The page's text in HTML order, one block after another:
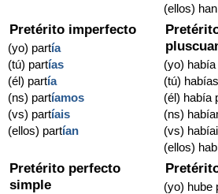
(ellos)
Pretérito imperfecto
(yo) partía
(tú) partías
(él) partía
(ns) partíamos
(vs) partíais
(ellos) partían
(yo) había
(tú)
(él) había
(ns)
(vs)
(ellos)
Pretérito perfecto
simple
(yo) hube